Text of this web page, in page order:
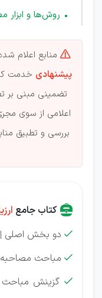
روش‌ها و ابزار
 منابع اعلام
پیشنهادی خدمت
تضمینی مبنی بر
اعلامی از سوی
بررسی و تطبیق
کتاب جامع
 دو بخش اصلی
 مباحث مصاحبه
 گزینش